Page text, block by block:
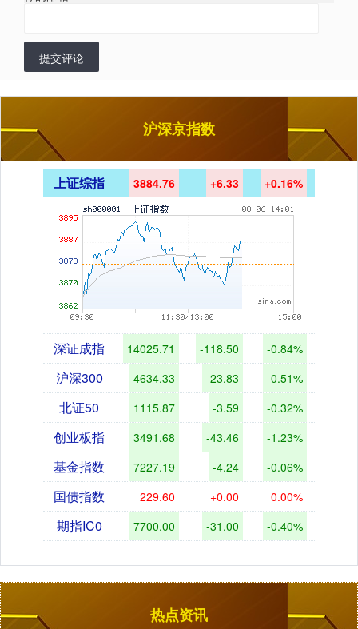
提交评论
沪深京指数
上证综指 3884.76 +6.33 +0.16%
深证成指 14025.71 -118.50 -0.84%
沪深300 4634.33 -23.83 -0.51%
北证50 1115.87 -3.59 -0.32%
创业板指 3491.68 -43.46 -1.23%
基金指数 7227.19 -4.24 -0.06%
国债指数 229.60 +0.00 0.00%
期指IC0 7700.00 -31.00 -0.40%
热点资讯